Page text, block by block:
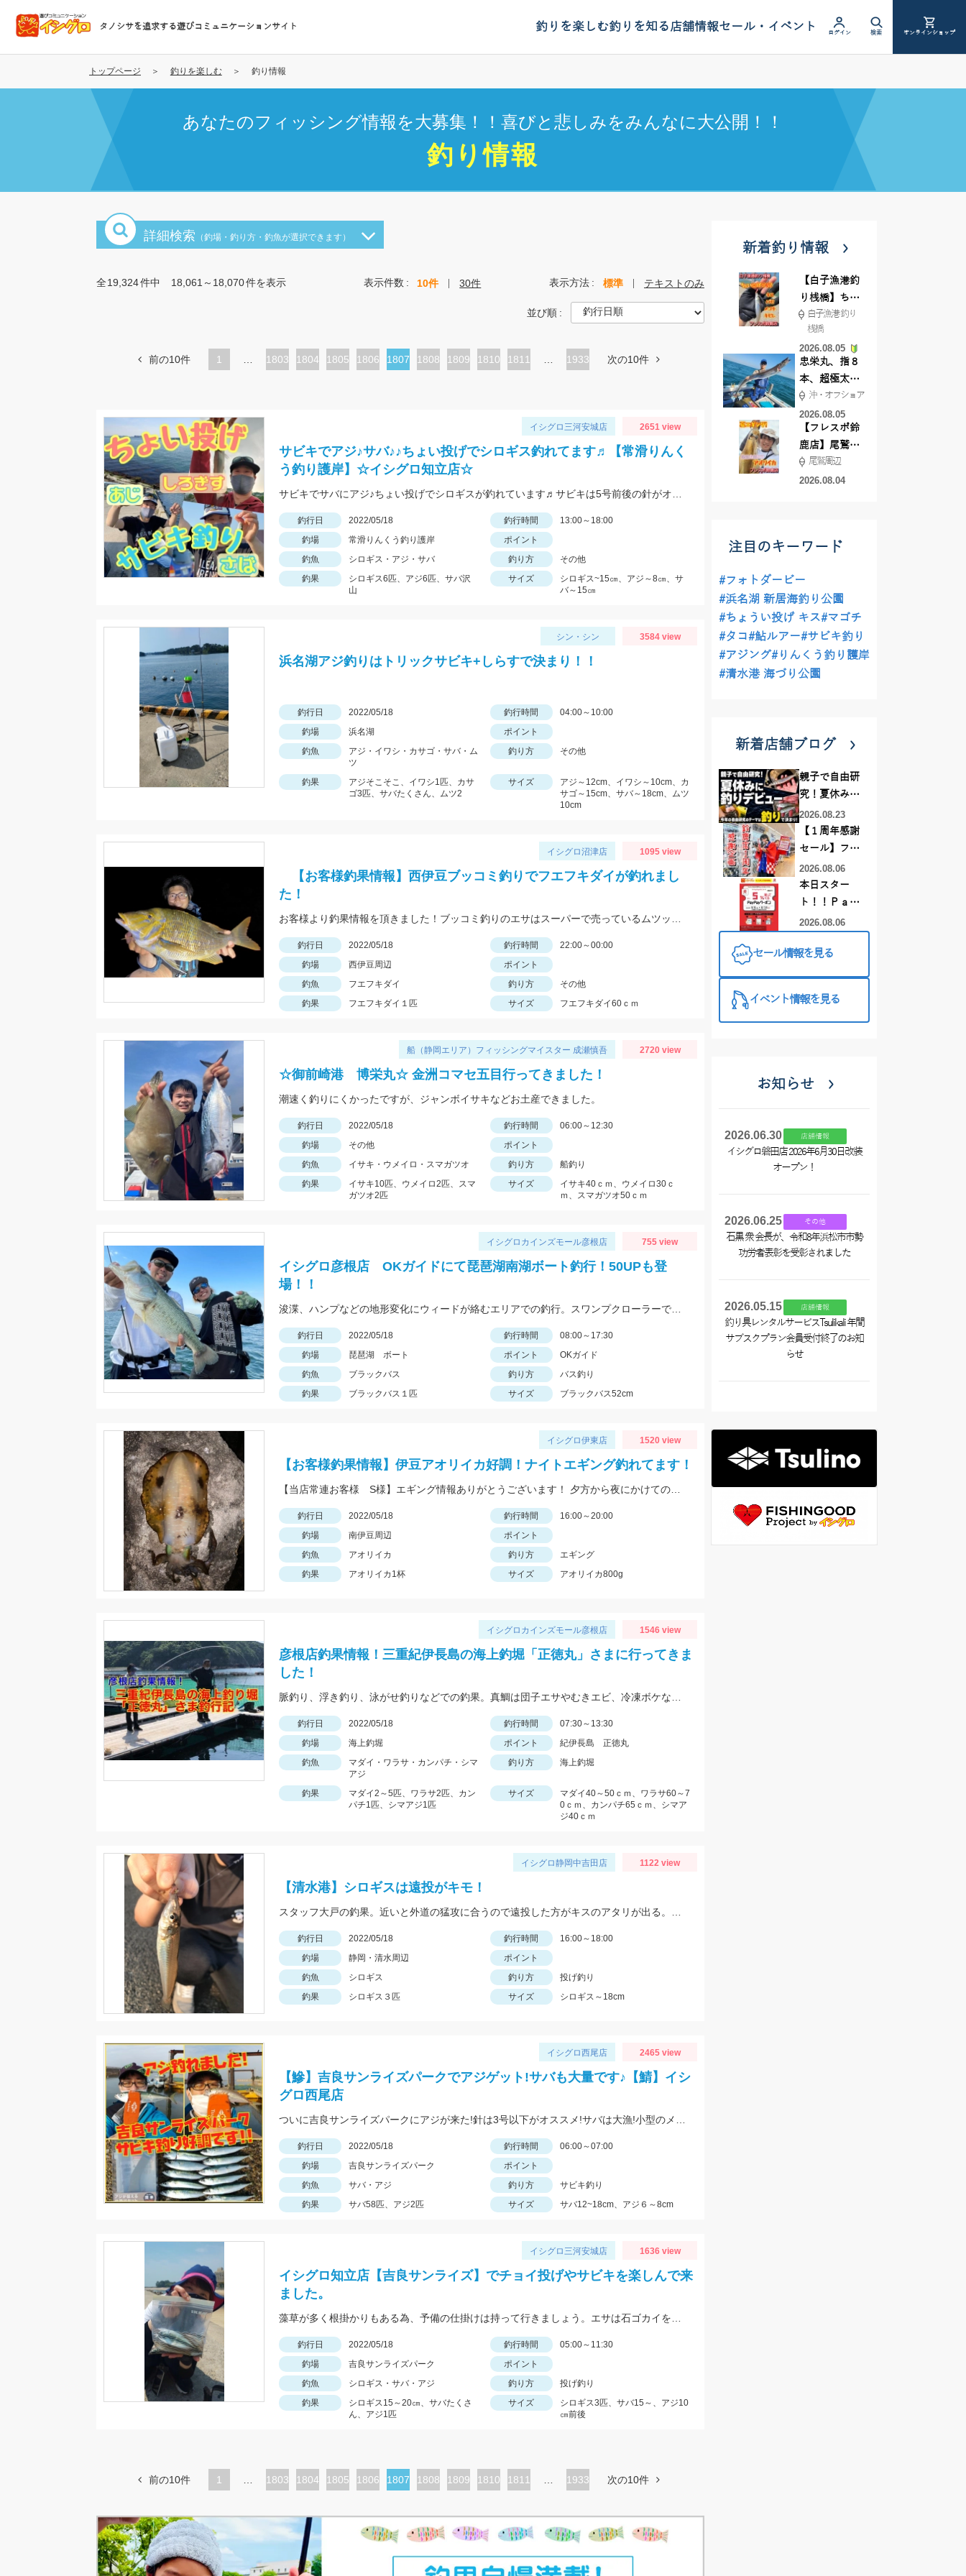
コ
テ
タノシサを追求する遊びコミュニケーションサイト 釣りを楽しむ釣りを知る店舗情報セール・イベント ログイン 検索 オンラインショップ
トップページ 釣りを楽しむ 釣り情報
あなたのフィッシング情報を大募集！！喜びと悲しみをみんなに大公開！！
釣り情報
詳細検索 （釣場・釣り方・釣魚が選択できます）
全19,324件中 18,061～18,070件を表示 表示件数 10件 30件 表示方法 標準 テキストのみ
並び順
前の10件 1
ペ
1803
ペ
1804
ペ
1805
ペ
1806
カ
ペ
ー
ジ
1807
ペ
1808
ペ
1809
ペ
1810
ペ
1811 1933 次の10件
イシグロ三河安城店 2651 view
サビキでアジ♪サバ♪♪ちょい投げでシロギス釣れてます♬【常滑りんく
う釣り護岸】☆イシグロ知立店☆
釣行日 2022/05/18 釣行時間
13:00～18:00
釣場
常滑りんくう釣り護岸
ポイント
釣魚
シロギス・アジ・サバ 釣り方
その他
釣果
シロギス6匹、アジ6匹、サバ沢
山
サイズ
シロギス~15㎝、アジ～8㎝、サ
バ～15㎝
シン・シン 3584 view
浜名湖アジ釣りはトリックサビキ+しらすで決まり！！
釣行日 2022/05/18 釣行時間
04:00～10:00
釣場
浜名湖
ポイント
釣魚
アジ・イワシ・カサゴ・サバ・ム
ツ
釣り方 その他
釣果
アジそこそこ、イワシ1匹、カサ
ゴ3匹、サバたくさん、ムツ2
サイズ
アジ～12cm、イワシ～10cm、カ
サゴ～15cm、サバ～18cm、ムツ
10cm
イシグロ沼津店 1095 view
【お客様釣果情報】西伊豆ブッコミ釣りでフエフキダイが釣れまし
た！
釣行日 2022/05/18 釣行時間
22:00～00:00
釣場
西伊豆周辺
ポイント
釣魚
フエフキダイ 釣り方
その他
釣果
フエフキダイ１匹 サイズ フエフキダイ60ｃｍ
船（静岡エリア）フィッシングマイスター 成瀬慎吾 2720 view
☆御前崎港 博栄丸☆ 金洲コマセ五目行ってきました！
潮速く釣りにくかったですが、ジャンボイサキなどお土産できました。
釣行日 2022/05/18 釣行時間
06:00～12:30
釣場
その他
ポイント
釣魚
イサキ・ウメイロ・スマガツオ 釣り方
船釣り
釣果
イサキ10匹、ウメイロ2匹、スマ
ガツオ2匹
サイズ
イサキ40ｃｍ、ウメイロ30ｃ
ｍ、スマガツオ50ｃｍ
イシグロカインズモール彦根店 755 view
イシグロ彦根店 OKガイドにて琵琶湖南湖ボート釣行！50UPも登
場！！
釣行日 2022/05/18 釣行時間
08:00～17:30
釣場
琵琶湖 ボート ポイント
OKガイド
釣魚
ブラックバス 釣り方
バス釣り
釣果
ブラックバス１匹 サイズ ブラックバス52cm
イシグロ伊東店 1520 view
【お客様釣果情報】伊豆アオリイカ好調！ナイトエギング釣れてます！
釣行日 2022/05/18 釣行時間
16:00～20:00
釣場
南伊豆周辺
ポイント
釣魚
アオリイカ 釣り方
エギング
釣果
アオリイカ1杯 サイズ アオリイカ800g
イシグロカインズモール彦根店 1546 view
彦根店釣果情報！三重紀伊長島の海上釣堀「正徳丸」さまに行ってきま
した！
釣行日 2022/05/18 釣行時間
07:30～13:30
釣場
海上釣堀 ポイント
紀伊長島 正徳丸
釣魚
マダイ・ワラサ・カンパチ・シマ
アジ
釣り方 海上釣堀
釣果
マダイ2～5匹、ワラサ2匹、カン
パチ1匹、シマアジ1匹
サイズ
マダイ40～50ｃｍ、ワラサ60～7
0ｃｍ、カンパチ65ｃｍ、シマア
ジ40ｃｍ
イシグロ静岡中吉田店 1122 view
【清水港】シロギスは遠投がキモ！
釣行日 2022/05/18 釣行時間
16:00～18:00
釣場
静岡・清水周辺
ポイント
釣魚
シロギス 釣り方
投げ釣り
釣果
シロギス３匹 サイズ シロギス～18cm
イシグロ西尾店 2465 view
【鰺】吉良サンライズパークでアジゲット!サバも大量です♪【鯖】イシ
グロ西尾店
釣行日 2022/05/18 釣行時間
06:00～07:00
釣場
吉良サンライズパーク
ポイント
釣魚
サバ・アジ 釣り方
サビキ釣り
釣果
サバ58匹、アジ2匹 サイズ サバ12~18cm、アジ６～8cm
イシグロ三河安城店 1636 view
イシグロ知立店【吉良サンライズ】でチョイ投げやサビキを楽しんで来
ました。
釣行日 2022/05/18 釣行時間
05:00～11:30
釣場
吉良サンライズパーク
ポイント
釣魚
シロギス・サバ・アジ 釣り方
投げ釣り
釣果
シロギス15～20㎝、サバたくさ
ん、アジ1匹
サイズ
シロギス3匹、サバ15～、アジ10
㎝前後
前の10件 1
ペ
1803
ペ
ジ
1804
ペ
1805
ペ
1806
カ
ト
1807
ペ
1808
ペ
1809
ペ
1810
ペ
1811 1933 次の10件
新着釣り情報
【白子漁港釣
り桟橋】ちょ
い投げ釣りが
絶好調!キスや
ハゼが簡単に
釣れますよ💛
白子漁港 釣り
桟橋
2026.08.05
忠栄丸、指８
本、超極太ド
ラゴン登場！
沖・オフショア
2026.08.05
【フレスポ鈴
鹿店】尾鷲方
面にて夏イカ
エギング!!
尾鷲周辺
2026.08.04
注目のキーワード
#フォトダービー
#浜名湖 新居海釣り公園
#ちょうい投げ キス#マゴチ
#タコ#鮎ルアー#サビキ釣り
#アジング#りんくう釣り護岸
#清水港 海づり公園
新着店舗ブログ
親子で自由研
究！夏休みに
釣りデビュー
2026.08.23
【１周年感謝
セール】フレ
スポ鈴鹿店！
オススメ竿 リ
ールをご紹介
❤買うなら今
がお得です！
2026.08.06
本日スター
ト！！Ｐａｙ
Ｐａｙクーポ
買い物しちゃ
2026.08.06
セール情報を見る
イベント情報を見る
お知らせ
2026.06.30 店舗情報
イシグロ磐田店 2026年6月30日改装
オープン！
2026.06.25 その他
石黒 衆 会長が、令和8年浜松市市勢
功労者表彰を受彰されました
2026.05.15 店舗情報
釣り具レンタルサービスTsulikali 年間
サブスクプラン会員受付終了のお知
らせ